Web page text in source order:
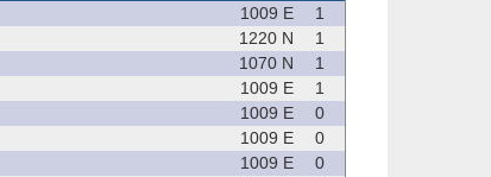
1009 E
1
1220 N
1
1070 N
1
1009 E
1
1009 E
0
1009 E
0
1009 E
0